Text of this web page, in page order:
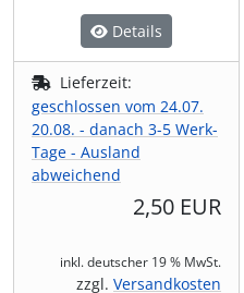
Details
Lieferzeit:
geschlossen vom 24.07.
20.08. - danach 3-5 Werk-
Tage - Ausland
abweichend
2,50 EUR
inkl. deutscher 19 % MwSt.
zzgl. Versandkosten